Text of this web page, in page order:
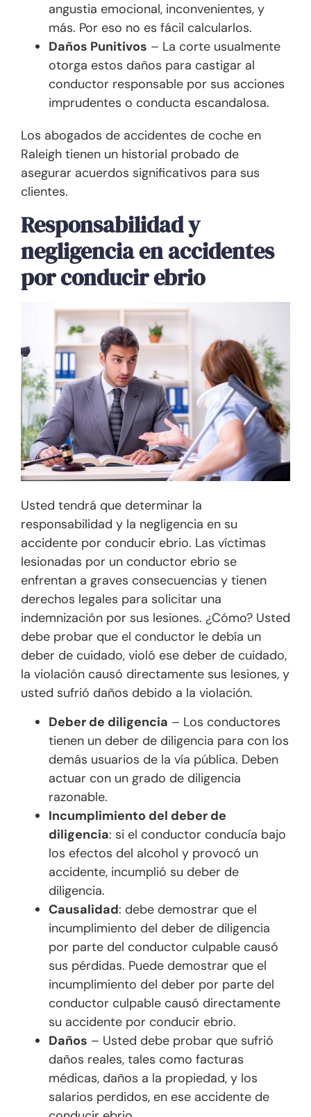
angustia emocional, inconvenientes, y
más. Por eso no es fácil calcularlos.
Daños Punitivos – La corte usualmente
otorga estos daños para castigar al
conductor responsable por sus acciones
imprudentes o conducta escandalosa.
Los abogados de accidentes de coche en
Raleigh tienen un historial probado de
asegurar acuerdos significativos para sus
clientes.
Responsabilidad y
negligencia en accidentes
por conducir ebrio
Usted tendrá que determinar la
responsabilidad y la negligencia en su
accidente por conducir ebrio. Las víctimas
lesionadas por un conductor ebrio se
enfrentan a graves consecuencias y tienen
derechos legales para solicitar una
indemnización por sus lesiones. ¿Cómo? Usted
debe probar que el conductor le debía un
deber de cuidado, violó ese deber de cuidado,
la violación causó directamente sus lesiones, y
usted sufrió daños debido a la violación.
Deber de diligencia – Los conductores
tienen un deber de diligencia para con los
demás usuarios de la vía pública. Deben
actuar con un grado de diligencia
razonable.
Incumplimiento del deber de
diligencia: si el conductor conducía bajo
los efectos del alcohol y provocó un
accidente, incumplió su deber de
diligencia.
Causalidad: debe demostrar que el
incumplimiento del deber de diligencia
por parte del conductor culpable causó
sus pérdidas. Puede demostrar que el
incumplimiento del deber por parte del
conductor culpable causó directamente
su accidente por conducir ebrio.
Daños – Usted debe probar que sufrió
daños reales, tales como facturas
médicas, daños a la propiedad, y los
salarios perdidos, en ese accidente de